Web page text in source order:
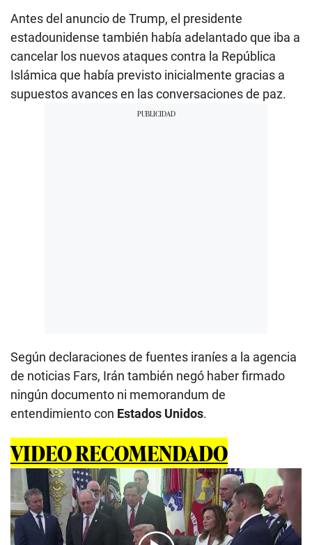
Antes del anuncio de Trump, el presidente
estadounidense también había adelantado que iba a
cancelar los nuevos ataques contra la República
Islámica que había previsto inicialmente gracias a
supuestos avances en las conversaciones de paz.
Según declaraciones de fuentes iraníes a la agencia
de noticias Fars, Irán también negó haber firmado
ningún documento ni memorandum de
entendimiento con Estados Unidos.
VIDEO RECOMENDADO